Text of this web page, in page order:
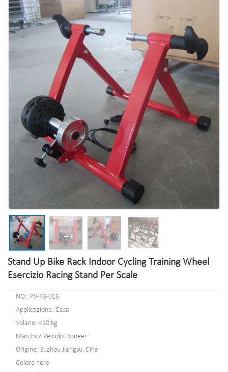
Stand Up Bike Rack Indoor Cycling Training Wheel
Esercizio Racing Stand Per Scale
NO.: PV-73-015
Applicazione: Casa
Volano: <10 kg
Marchio: Veicolo Pioneer
Origine: Suzhou Jiangsu, Cina
Colore nero